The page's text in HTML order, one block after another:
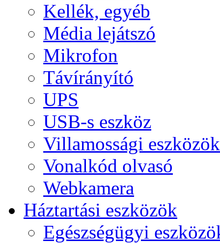
Kellék, egyéb
Média lejátszó
Mikrofon
Távírányító
UPS
USB-s eszköz
Villamossági eszközök
Vonalkód olvasó
Webkamera
Háztartási eszközök
Egészségügyi